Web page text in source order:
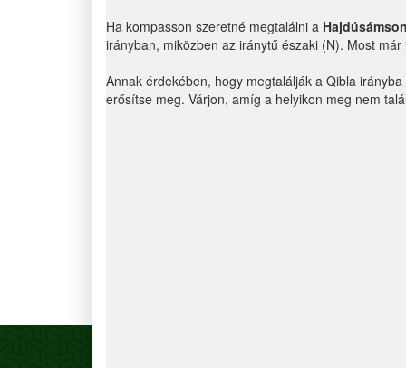
Ha kompasson szeretné megtalálni a
irányban, miközben az iránytű északi (N). Most
Annak érdekében, hogy megtalálják a Qibla
erősítse meg. Várjon, amíg a helyikon meg nem